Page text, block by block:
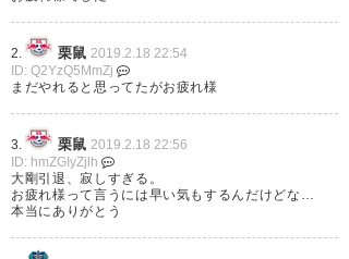
引退かぁ。。まだやって欲しか
ったけど…さみしいなぁ。 大剛
お疲れさまでした。 讃岐に来て
くれてありがとう！忘れないよ
2. 栗鼠 2019.2.18 22:54
ID: Q2YzQ5MmZj
まだやれると思ってたがお疲れ様
3. 栗鼠 2019.2.18 22:56
ID: hmZGIyZjlh
大剛引退、寂しすぎる。
お疲れ様って言うには早い気もするんだけどな…
本当にありがとう